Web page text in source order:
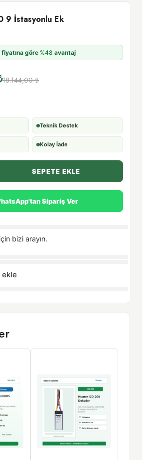
9 İstasyonlu Ek
göre %48 avantaj
18.144,00₺
Teknik Destek
Kolay İade
SEPETE EKLE
Sipariş Ver
bizi arayın.